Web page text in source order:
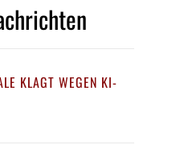
KLAGT WEGEN KI-